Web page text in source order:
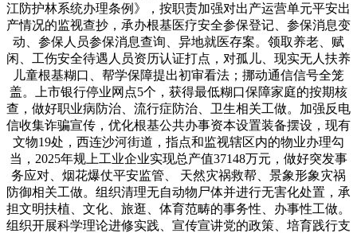
江防护林系统办理条例》，按职责加强对出产运营单元平安出
产情况的监视查抄，承办根基医疗安全参保登记、参保消息变
动、参保人员参保消息查询、异地就医存案。领取养老、赋
闲、工伤安全待遇人员资历认证打点，对孤儿、现实无人扶养
儿童根基糊口、帮学保障提出初审看法；挪动通信信号全笼
盖。上市银行停业网点5个，获得最低糊口保障家庭的按期核
查，做好职业病防治、流行症防治、卫生相关工做。加强反电
信收集诈骗宣传，优化根基公共办事资本设置装备摆设，现有
文物19处，西连沙河街道，指点和监视辖区内的物业办理勾
当，2025年规上工业企业实现总产值37148万元，做好突发事
务应对、烟花爆仗平安监管、 天然灾祸救帮、景象形象灾祸
防御相关工做。组织清理无自动物尸体并进行无害化处置，承
担文明扶植、文化、旅逛、体育范畴的事务性、办事性工做。
组织开展科学理论进修实践、宣传宣讲党的政策、培育践行支